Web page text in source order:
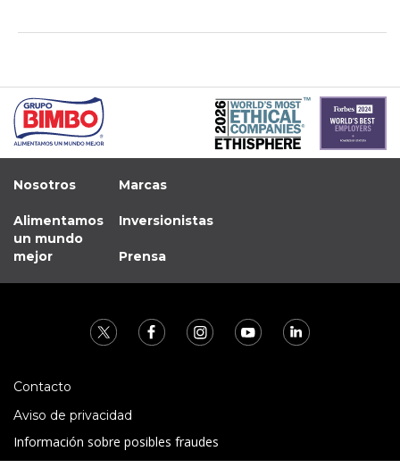
Nosotros
Alimentamos
un mundo
mejor
Marcas
Inversionistas
Prensa
Contacto
Aviso de privacidad
Información sobre posibles fraudes